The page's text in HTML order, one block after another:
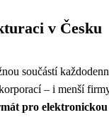
v Česku
součástí
– i menší
pro